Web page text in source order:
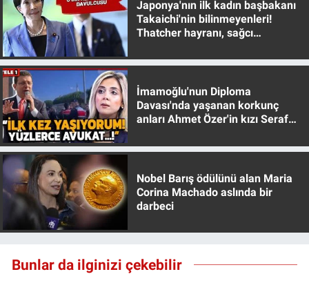
Japonya'nın ilk kadın başbakanı
Takaichi'nin bilinmeyenleri!
Thatcher hayranı, sağcı
İmamoğlu'nun Diploma
Davası'nda yaşanan korkunç
anları Ahmet Özer'in kızı Seraf
Nobel Barış ödülünü alan Maria
Corina Machado aslında bir
darbeci
Bunlar da ilginizi çekebilir
Gündem Özel
Günün görüntüsü
Haber
İlan
Kimdir
Koronavirüs